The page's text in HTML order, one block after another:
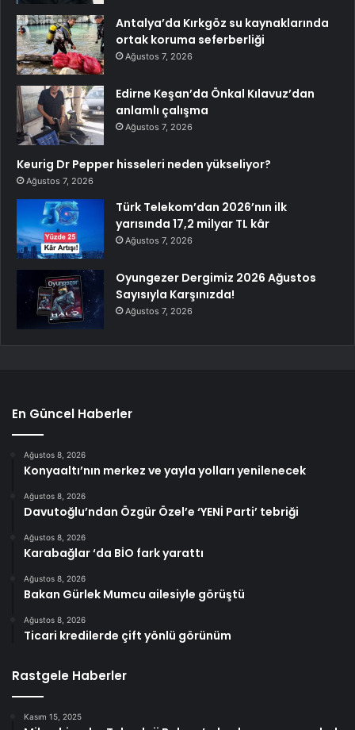
Antalya’da Kırkgöz su kaynaklarında
ortak koruma seferberliği
Ağustos 7, 2026
Edirne Keşan’da Önkal Kılavuz’dan
anlamlı çalışma
Ağustos 7, 2026
Keurig Dr Pepper hisseleri neden yükseliyor?
Ağustos 7, 2026
Türk Telekom’dan 2026’nın ilk
yarısında 17,2 milyar TL kâr
Ağustos 7, 2026
Oyungezer Dergimiz 2026 Ağustos
Sayısıyla Karşınızda!
Ağustos 7, 2026
En Güncel Haberler
Ağustos 8, 2026
Konyaaltı’nın merkez ve yayla yolları yenilenecek
Ağustos 8, 2026
Davutoğlu’ndan Özgür Özel’e ‘YENİ Parti’ tebriği
Ağustos 8, 2026
Karabağlar ‘da BİO fark yarattı
Ağustos 8, 2026
Bakan Gürlek Mumcu ailesiyle görüştü
Ağustos 8, 2026
Ticari kredilerde çift yönlü görünüm
Rastgele Haberler
Kasım 15, 2025